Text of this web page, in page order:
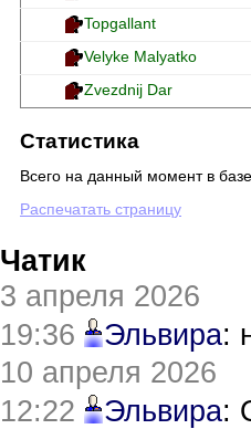
Topgallant
Velyke Malyatko
Zvezdnij Dar
Статистика
Всего на данный момент в
Распечатать страницу
Чатик
3 апреля 2026
19:36
Эльвира:
10 апреля 2026
12:22
Эльвира: